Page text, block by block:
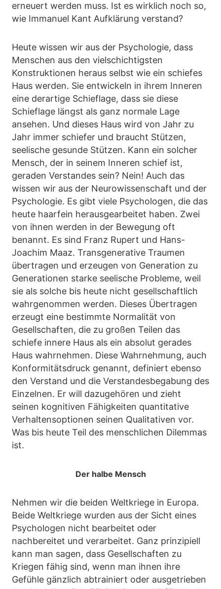
erneuert werden muss. Ist es wirklich noch so,
wie Immanuel Kant Aufklärung verstand?
Heute wissen wir aus der Psychologie, dass
Menschen aus den vielschichtigsten
Konstruktionen heraus selbst wie ein schiefes
Haus werden. Sie entwickeln in ihrem Inneren
eine derartige Schieflage, dass sie diese
Schieflage längst als ganz normale Lage
ansehen. Und dieses Haus wird von Jahr zu
Jahr immer schiefer und braucht Stützen,
seelische gesunde Stützen. Kann ein solcher
Mensch, der in seinem Inneren schief ist,
geraden Verstandes sein? Nein! Auch das
wissen wir aus der Neurowissenschaft und der
Psychologie. Es gibt viele Psychologen, die das
heute haarfein herausgearbeitet haben. Zwei
von ihnen werden in der Bewegung oft
benannt. Es sind Franz Rupert und Hans-
Joachim Maaz. Transgenerative Traumen
übertragen und erzeugen von Generation zu
Generationen starke seelische Probleme, weil
sie als solche bis heute nicht gesellschaftlich
wahrgenommen werden. Dieses Übertragen
erzeugt eine bestimmte Normalität von
Gesellschaften, die zu großen Teilen das
schiefe innere Haus als ein absolut gerades
Haus wahrnehmen. Diese Wahrnehmung, auch
Konformitätsdruck genannt, definiert ebenso
den Verstand und die Verstandesbegabung des
Einzelnen. Er will dazugehören und zieht
seinen kognitiven Fähigkeiten quantitative
Verhaltensoptionen seinen Qualitativen vor.
Was bis heute Teil des menschlichen Dilemmas
ist.
Der halbe Mensch
Nehmen wir die beiden Weltkriege in Europa.
Beide Weltkriege wurden aus der Sicht eines
Psychologen nicht bearbeitet oder
nachbereitet und verarbeitet. Ganz prinzipiell
kann man sagen, dass Gesellschaften zu
Kriegen fähig sind, wenn man ihnen ihre
Gefühle gänzlich abtrainiert oder ausgetrieben